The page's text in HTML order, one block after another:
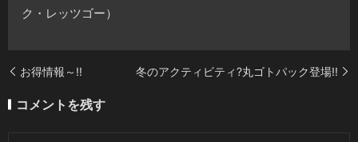
ク・レッツゴー）
お得情報～!! 冬のアクティビティ?丸ゴトパック登場!!
コメントを残す